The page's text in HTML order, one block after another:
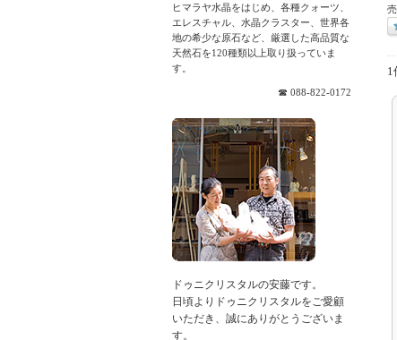
1
ヒマラヤ水晶をはじめ、各種クォーツ、
エレスチャル、水晶クラスター、世界各
地の希少な原石など、厳選した高品質な
天然石を120種類以上取り扱っていま
す。
☎ 088-822-0172
ドゥニクリスタルの安藤です。
日頃よりドゥニクリスタルをご愛顧
いただき、誠にありがとうございま
す。